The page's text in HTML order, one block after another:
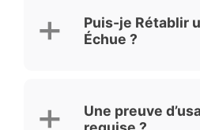
Puis-je Rétablir
Échue ?
Une preuve